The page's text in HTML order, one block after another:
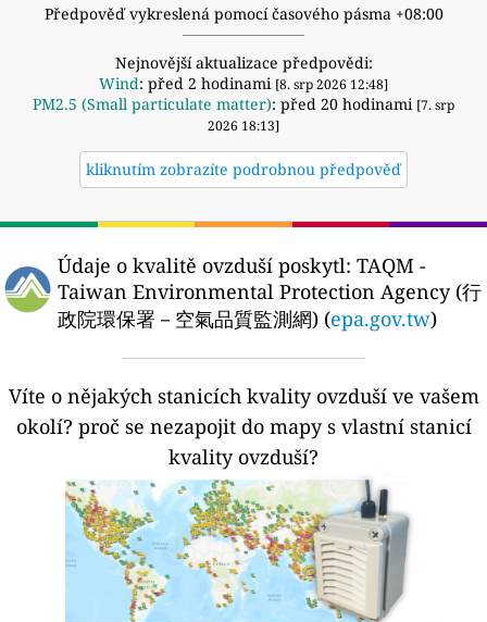
Předpověď vykreslená pomocí časového pásma +08:00
Nejnovější aktualizace předpovědi:
Wind: před 2 hodinami [8. srp 2026 12:48]
PM2.5 (Small particulate matter): před 20 hodinami [7. srp
2026 18:13]
kliknutím zobrazíte podrobnou předpověď
Údaje o kvalitě ovzduší poskytl: TAQM -
Taiwan Environmental Protection Agency (行
政院環保署－空氣品質監測網) (epa.gov.tw)
Víte o nějakých stanicích kvality ovzduší ve vašem
okolí? proč se nezapojit do mapy s vlastní stanicí
kvality ovzduší?